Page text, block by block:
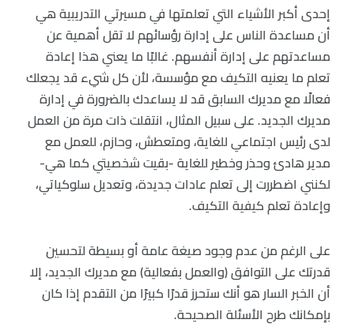
إحدى أكبر الأشياء التي تعلمتها في مسيرتي التدريبية هي
أن مساعدة الناس على إدارة رؤسائهم لا تقل أهمية عن
مساعدتهم على إدارة أنفسهم. غالبًا ما يعني هذا إعادة
تعلم ما يعنيه التكيف مع مؤسسة، لأن كل شيء قد يجعلك
فعالًا مع مديرك السابق قد لا يساعدك بالضرورة في إدارة
مديرك الجديد. على سبيل المثال، انتقلت ذات مرة من العمل
لدى رئيس اجتماعي للغاية، ومتعطش، وحازم، للعمل مع
مدير هادئ وحذر وخطير للغاية -بقيت شخصيتي كما هي-
لكنني اضطررت إلى تعلم عادات جديدة، وتعديل سلوكياتي،
وإعادة تعلم كيفية التكيف.
على الرغم من عدم وجود صيغة عامة أو بسيطة لتحسين
قدرتك على التوافق (والعمل بفعالية) مع مديرك الجديد، إلا
أن الخبر السار هو أنك ستحرز قدرًا كبيرًا من التقدم إذا كان
بإمكانك طرح الأسئلة الصحيحة.